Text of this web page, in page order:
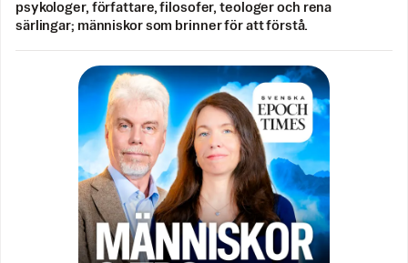
psykologer, författare, filosofer, teologer och rena
särlingar; människor som brinner för att förstå.